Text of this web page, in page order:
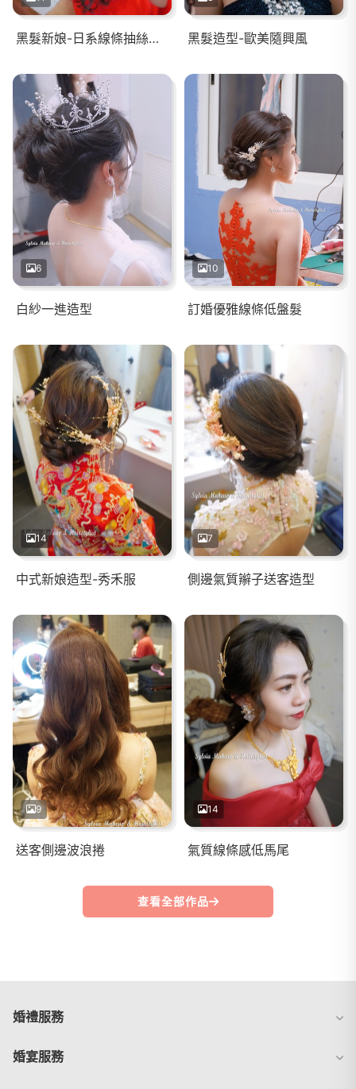
黑髮新娘-日系線條抽絲公主頭造型 黑髮造型-歐美隨興風
6
白紗一進造型
10
訂婚優雅線條低盤髮
14
中式新娘造型-秀禾服
7
側邊氣質辮子送客造型
9
送客側邊波浪捲
14
氣質線條感低馬尾
查看全部作品
婚禮服務
婚宴服務